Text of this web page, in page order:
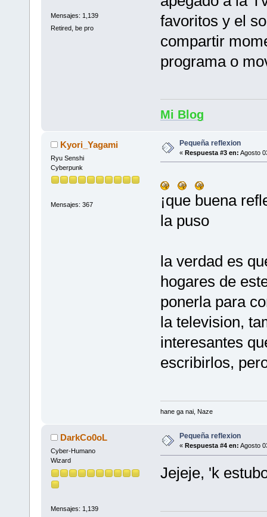
Mensajes: 1,139
Retired, be pro
favoritos y el
compartir
programa o
Mi Blog
Kyori_Yagami
Ryu Senshi
Cyberpunk
Mensajes: 367
Pequeña reflexion
« Respuesta #3 en: Agosto
¡que buena
la puso
la verdad es
hogares de
ponerla para
la television,
interesantes
escribirlos,
hane ga nai, Naze
DarkCo0oL
Cyber-Humano
Wizard
Mensajes: 1,139
Pequeña reflexion
« Respuesta #4 en: Agosto
Jejeje, 'k